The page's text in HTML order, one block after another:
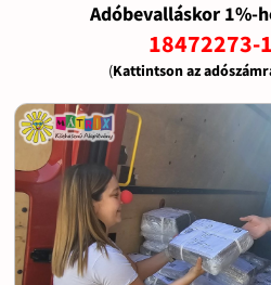
Adóbevalláskor 1%-
18472273-
(Kattintson az